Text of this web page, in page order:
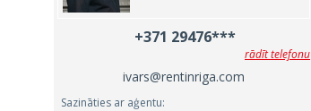
+371 29476***
rādīt telefonu
ivars@rentinriga.com
Sazināties ar aģentu: